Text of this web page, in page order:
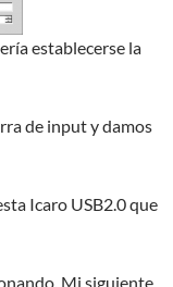
establecerse la
de input y damos
Icaro USB2.0 que
Mi siguiente